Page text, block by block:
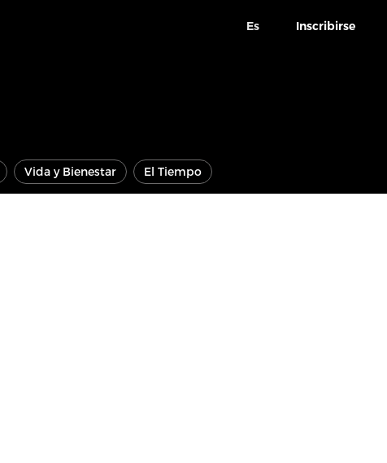
Es Inscribirse
Vida y Bienestar El Tiempo